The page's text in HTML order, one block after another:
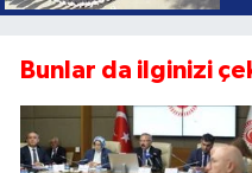
Bunlar da ilginizi